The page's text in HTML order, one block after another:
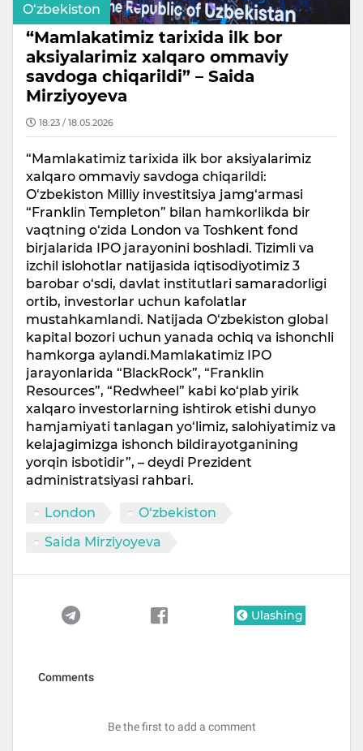
O‘zbekiston
“Mamlakatimiz tarixida ilk bor
aksiyalarimiz xalqaro ommaviy
savdoga chiqarildi” – Saida
Mirziyoyeva
18:23 / 18.05.2026
“Mamlakatimiz tarixida ilk bor aksiyalarimiz
xalqaro ommaviy savdoga chiqarildi:
O‘zbekiston Milliy investitsiya jamg‘armasi
“Franklin Templeton” bilan hamkorlikda bir
vaqtning o‘zida London va Toshkent fond
birjalarida IPO jarayonini boshladi. Tizimli va
izchil islohotlar natijasida iqtisodiyotimiz 3
barobar o‘sdi, davlat institutlari samaradorligi
ortib, investorlar uchun kafolatlar
mustahkamlandi. Natijada O‘zbekiston global
kapital bozori uchun yanada ochiq va ishonchli
hamkorga aylandi.Mamlakatimiz IPO
jarayonlarida “BlackRock”, “Franklin
Resources”, “Redwheel” kabi ko‘plab yirik
xalqaro investorlarning ishtirok etishi dunyo
hamjamiyati tanlagan yo‘limiz, salohiyatimiz va
kelajagimizga ishonch bildirayotganining
yorqin isbotidir”, – deydi Prezident
administratsiyasi rahbari.
London
O‘zbekiston
Saida Mirziyoyeva
Ulashing